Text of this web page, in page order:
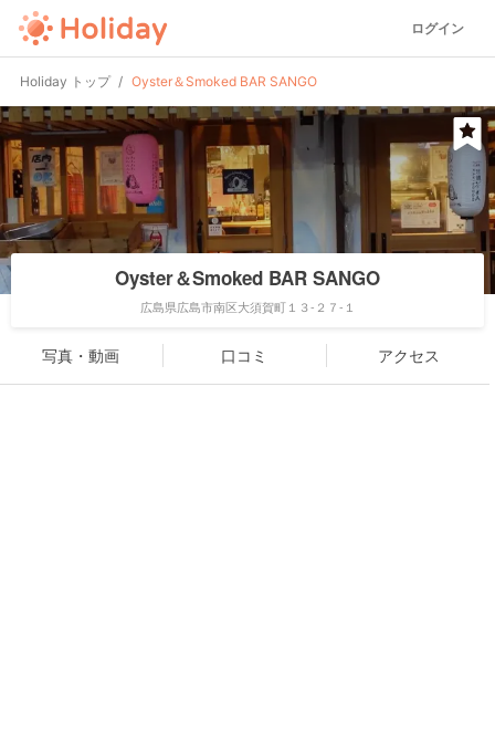
ログイン
Holiday トップ Oyster＆Smoked BAR SANGO
Oyster＆Smoked BAR SANGO
広島県広島市南区大須賀町１３-２７-１
写真・動画 口コミ アクセス